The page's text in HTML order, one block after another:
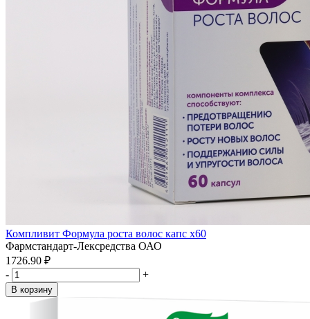
Компливит Формула роста волос капс x60
Фармстандарт-Лексредства ОАО
1726.90 ₽
-
+
В корзину